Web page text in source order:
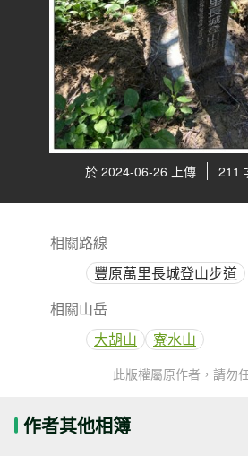
於 2024-06-26 上傳 211
相關路線
豐原萬里長城登山步道
相關山岳
大胡山
寮水山
此版權屬原作者，請勿
作者其他相簿